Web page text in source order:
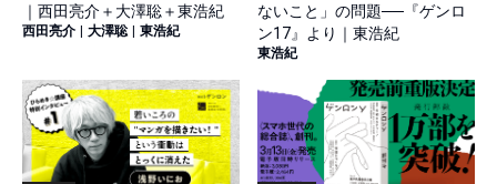
｜西田亮介＋大澤聡＋東浩紀
西田亮介 大澤聡 東浩紀
ないこと」の問題──『ゲンロ
ン17』より｜東浩紀
東浩紀